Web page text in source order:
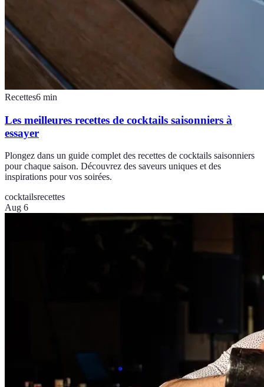
Recettes6 min
Les meilleures recettes de cocktails saisonniers à
essayer
Plongez dans un guide complet des recettes de cocktails saisonniers
pour chaque saison. Découvrez des saveurs uniques et des
inspirations pour vos soirées.
cocktailsrecettes
Aug 6